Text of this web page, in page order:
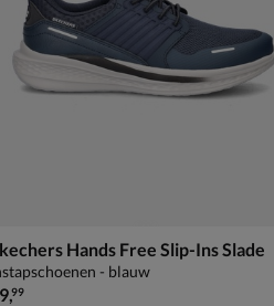
Hands Free Slip-Ins Slade
- blauw
,99